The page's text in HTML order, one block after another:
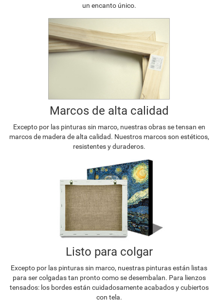
un encanto único.
Marcos de alta calidad
Excepto por las pinturas sin marco, nuestras obras se tensan en
marcos de madera de alta calidad. Nuestros marcos son estéticos,
resistentes y duraderos.
Listo para colgar
Excepto por las pinturas sin marco, nuestras pinturas están listas
para ser colgadas tan pronto como se desembalan. Para lienzos
tensados: los bordes están cuidadosamente acabados y cubiertos
con tela.